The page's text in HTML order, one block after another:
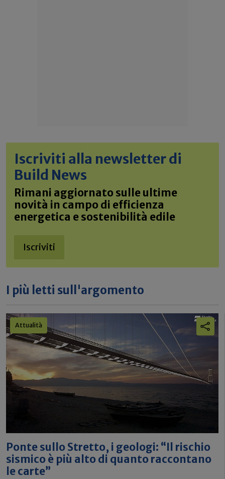
Iscriviti alla newsletter di
Build News
Rimani aggiornato sulle ultime
novità in campo di efficienza
energetica e sostenibilità edile
Iscriviti
I più letti sull'argomento
Attualità
Ponte sullo Stretto, i geologi: “Il rischio
sismico è più alto di quanto raccontano
le carte”